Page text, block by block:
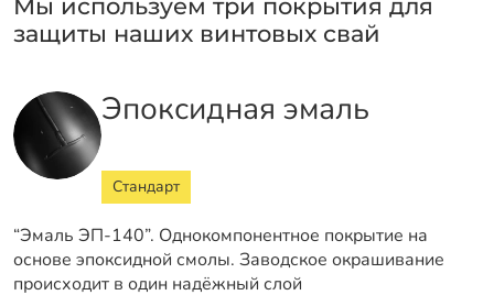
Мы используем три покрытия для
защиты наших винтовых свай
Эпоксидная эмаль
Стандарт
“Эмаль ЭП-140”. Однокомпонентное покрытие на
основе эпоксидной смолы. Заводское окрашивание
происходит в один надёжный слой